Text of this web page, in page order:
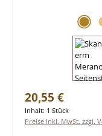
Regulärer Preis:
20,55 €
Inhalt: 1 Stück
Preise inkl. MwSt. zzgl.